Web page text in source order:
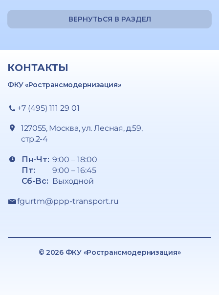
ВЕРНУТЬСЯ В РАЗДЕЛ
КОНТАКТЫ
ФКУ «Ространсмодернизация»
+7 (495) 111 29 01
127055, Москва, ул. Лесная, д.59,
стр.2-4
Пн-Чт:
Пт:
Сб-Вс:
9:00 – 18:00
9:00 – 16:45
Выходной
fgurtm@ppp-transport.ru
© 2026 ФКУ «Ространсмодернизация»